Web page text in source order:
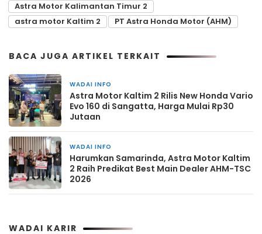
Astra Motor Kalimantan Timur 2
astra motor Kaltim 2
PT Astra Honda Motor (AHM)
BACA JUGA ARTIKEL TERKAIT
WADAI INFO
Astra Motor Kaltim 2 Rilis New Honda Vario
Evo 160 di Sangatta, Harga Mulai Rp30
Jutaan
WADAI INFO
Harumkan Samarinda, Astra Motor Kaltim
2 Raih Predikat Best Main Dealer AHM-TSC
2026
WADAI KARIR